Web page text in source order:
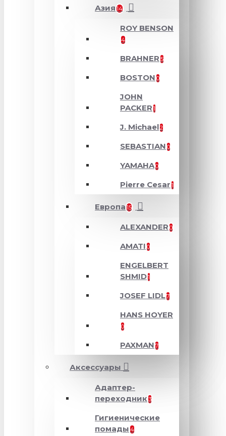
Азия 14
ROY BENSON
4
BRAHNER 5
BOSTON 0
JOHN
PACKER 1
J. Michael2
SEBASTIAN 0
YAMAHA0
Pierre Cesar 1
Европа 15
ALEXANDER 0
AMATI 0
ENGELBERT
SHMID1
JOSEF LIDL7
HANS HOYER
0
PAXMAN 7
Аксессуары
Адаптер-
переходник 3
Гигиенические
помады 4